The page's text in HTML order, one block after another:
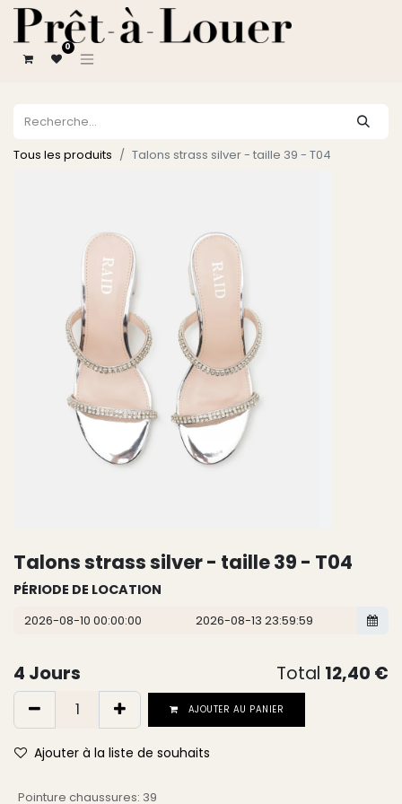
0
Tous les produits Talons strass silver - taille 39 - T04
Talons strass silver - taille 39 - T04
PÉRIODE DE LOCATION
4 Jours Total 12,40 €
AJOUTER AU PANIER
Ajouter à la liste de souhaits
Pointure chaussures: 39